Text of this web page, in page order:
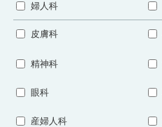
婦人科
皮膚科
精神科
眼科
産婦人科